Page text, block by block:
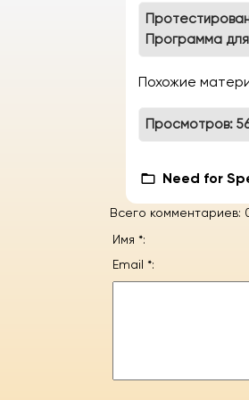
Программа
Похожие
Просмотров:
Need for
Всего комментариев:
Имя *:
Email *: